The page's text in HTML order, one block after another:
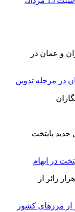
در مرحله تدوین
در ابهام